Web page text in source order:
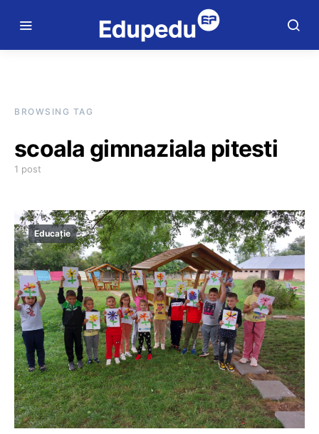
BROWSING TAG
scoala gimnaziala pitesti
1 post
Educație